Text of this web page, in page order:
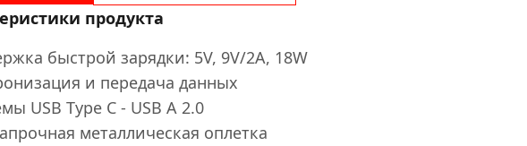
продукта
быстрой зарядки: 5V, 9V/2A, 18W
и передача данных
USB Type C - USB A 2.0
металлическая оплетка